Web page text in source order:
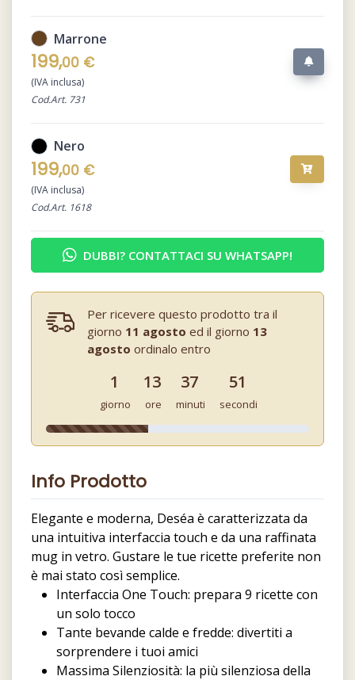
Marrone
199,00 €
(IVA inclusa)
Cod.Art. 731
Nero
199,00 €
(IVA inclusa)
Cod.Art. 1618
DUBBI? CONTATTACI SU WHATSAPP!
Per ricevere questo prodotto tra il
giorno 11 agosto ed il giorno 13
agosto ordinalo entro
1
giorno
13
ore
37
minuti
51
secondi
Info Prodotto
Elegante e moderna, Deséa è caratterizzata da
una intuitiva interfaccia touch e da una raffinata
mug in vetro. Gustare le tue ricette preferite non
è mai stato così semplice.
Interfaccia One Touch: prepara 9 ricette con
un solo tocco
Tante bevande calde e fredde: divertiti a
sorprendere i tuoi amici
Massima Silenziosità: la più silenziosa della